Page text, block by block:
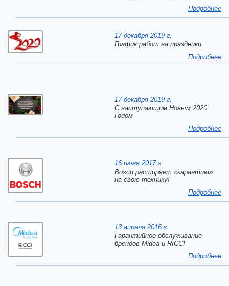
Подробнее
17 декабря 2019 г.
График работ на праздники
Подробнее
17 декабря 2019 г.
C наступающим Новым 2020
Годом
Подробнее
16 июня 2017 г.
Bosch расширяет «гарантию»
на свою технику!
Подробнее
13 апреля 2016 г.
Гарантийное обслуживание
брендов Midea и RICCI
Подробнее